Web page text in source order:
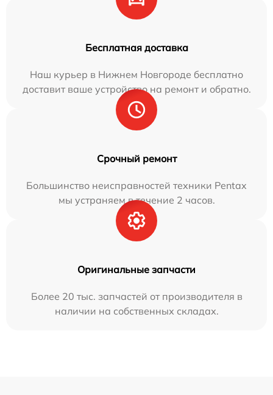
Бесплатная доставка
Наш курьер в Нижнем Новгороде бесплатно
доставит ваше устройство на ремонт и обратно.
Срочный ремонт
Большинство неисправностей техники Pentax
мы устраняем в течение 2 часов.
Оригинальные запчасти
Более 20 тыс. запчастей от производителя в
наличии на собственных складах.